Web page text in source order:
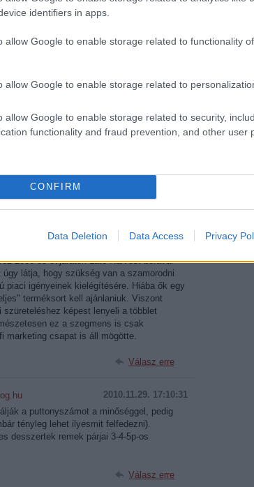
identifiers in apps.
allow Google to enable storage related to functionality
allow Google to enable storage related to
allow Google to enable storage related to security,
functionality and fraud prevention, and other user
CONFIRM
Data Deletion Data Access Privacy
2010.11.29. 11:04:40
Belépőnek szerintem jó.
Hétfürtös 5 puttonyos aszú (2001) a
de 0,5L vetítve is olcsóbb, mint az átlag.
hittem, 2000-rel lezárult az Oremus
közérthetőbb Late Harvest Cuvée
ismertem meg azt a bort). Ez a 2007-es
Érdemes lesz egy róbát tenni (pláne
Válasz erre
2010.11.29. 12:41:10
2006-os évjáratok Late Harvest borával
látja, hogy szükség van a szamorodni
piaci igényeinek kielégítésére. Hiába ők egy
terméksort kell ajánlaniuk. Viszont
képest lenyeli a többlet
ez a szegmens is csak
marketing csapat is áll mögötte.
Válasz erre
2010.11.29. 17:10:31
a puttonyszámot a minőséggel, pedig
tényleg lehet ilyesmit felfedezni).
desszertek remek párjai 3-4-5p-os
Válasz erre